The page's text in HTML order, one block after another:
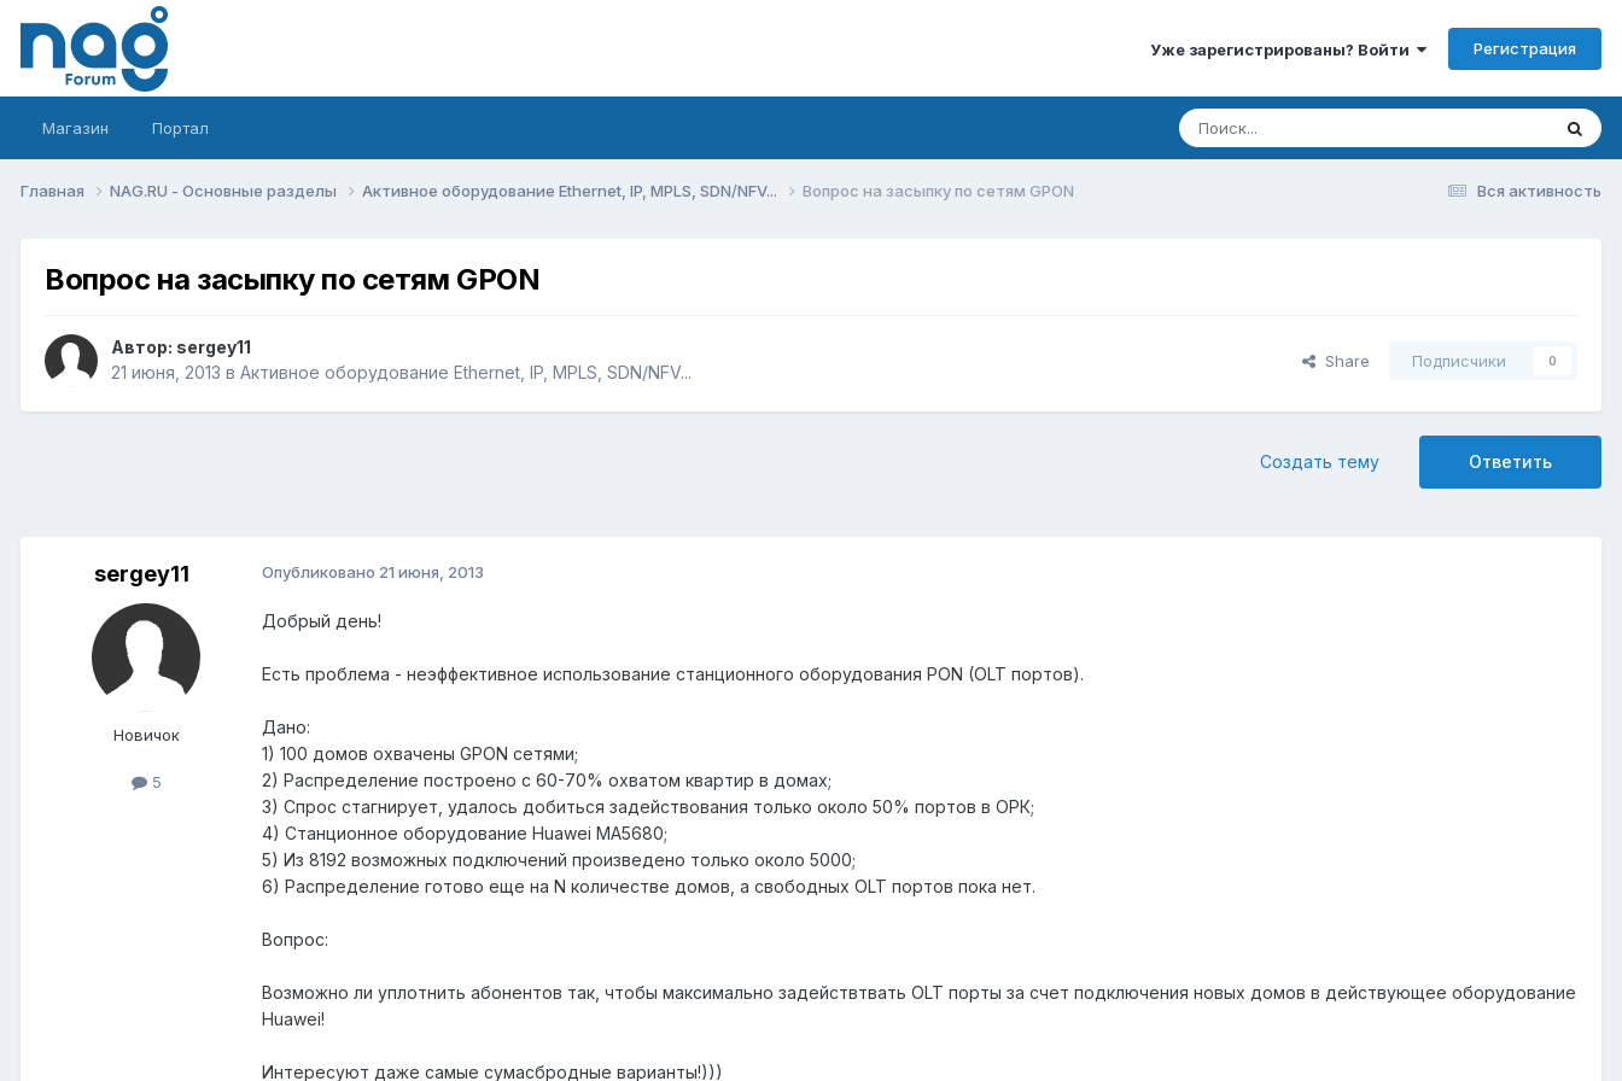
Уже зарегистрированы? Войти Регистрация
Магазин Портал
Вся активность
Главная NAG.RU - Основные разделы Активное оборудование Ethernet, IP, MPLS, SDN/NFV... Вопрос на засыпку по сетям GPON
Вопрос на засыпку по сетям GPON
Автор: sergey11
21 июня, 2013 в Активное оборудование Ethernet, IP, MPLS, SDN/NFV...
Share Подписчики 0
Ответить
Создать тему
sergey11
Новичок
5
Опубликовано 21 июня, 2013
Добрый день!
Есть проблема - неэффективное использование станционного оборудования PON (OLT портов).
Дано:
1) 100 домов охвачены GPON сетями;
2) Распределение построено с 60-70% охватом квартир в домах;
3) Спрос стагнирует, удалось добиться задействования только около 50% портов в ОРК;
4) Станционное оборудование Huawei MA5680;
5) Из 8192 возможных подключений произведено только около 5000;
6) Распределение готово еще на N количестве домов, а свободных OLT портов пока нет.
Вопрос:
Возможно ли уплотнить абонентов так, чтобы максимально задействтвать OLT порты за счет подключения новых домов в действующее оборудование
Huawei!
Интересуют даже самые сумасбродные варианты!)))